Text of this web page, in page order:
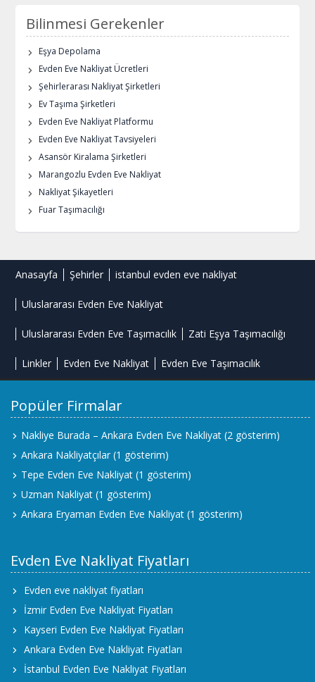
Bilinmesi Gerekenler
Eşya Depolama
Evden Eve Nakliyat Ücretleri
Şehirlerarası Nakliyat Şirketleri
Ev Taşıma Şirketleri
Evden Eve Nakliyat Platformu
Evden Eve Nakliyat Tavsiyeleri
Asansör Kiralama Şirketleri
Marangozlu Evden Eve Nakliyat
Nakliyat Şikayetleri
Fuar Taşımacılığı
Anasayfa Şehirler istanbul evden eve nakliyat
Uluslararası Evden Eve Nakliyat
Uluslararası Evden Eve Taşımacılık Zati Eşya Taşımacılığı
Linkler Evden Eve Nakliyat Evden Eve Taşımacılık
Popüler Firmalar
Nakliye Burada – Ankara Evden Eve Nakliyat (2 gösterim)
Ankara Nakliyatçılar (1 gösterim)
Tepe Evden Eve Nakliyat (1 gösterim)
Uzman Nakliyat (1 gösterim)
Ankara Eryaman Evden Eve Nakliyat (1 gösterim)
Evden Eve Nakliyat Fiyatları
Evden eve nakliyat fiyatları
İzmir Evden Eve Nakliyat Fiyatları
Kayseri Evden Eve Nakliyat Fiyatları
Ankara Evden Eve Nakliyat Fiyatları
İstanbul Evden Eve Nakliyat Fiyatları